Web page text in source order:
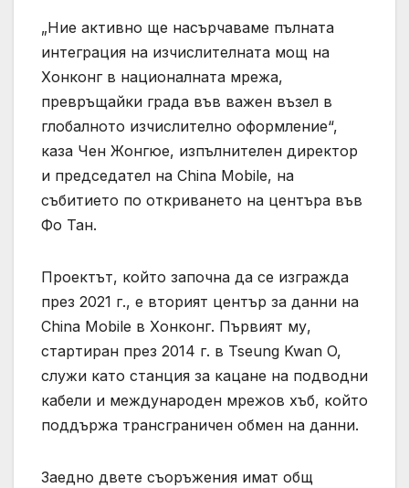
„Ние активно ще насърчаваме пълната
интеграция на изчислителната мощ на
Хонконг в националната мрежа,
превръщайки града във важен възел в
глобалното изчислително оформление“,
каза Чен Жонгюе, изпълнителен директор
и председател на China Mobile, на
събитието по откриването на центъра във
Фо Тан.
Проектът, който започна да се изгражда
през 2021 г., е вторият център за данни на
China Mobile в Хонконг. Първият му,
стартиран през 2014 г. в Tseung Kwan O,
служи като станция за кацане на подводни
кабели и международен мрежов хъб, който
поддържа трансграничен обмен на данни.
Заедно двете съоръжения имат общ